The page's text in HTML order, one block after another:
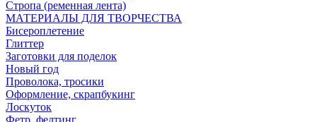
Стропа (ременная лента)
МАТЕРИАЛЫ ДЛЯ ТВОРЧЕСТВА
Бисероплетение
Глиттер
Заготовки для поделок
Новый год
Проволока, тросики
Оформление, скрапбукинг
Лоскуток
Фетр, фелтинг